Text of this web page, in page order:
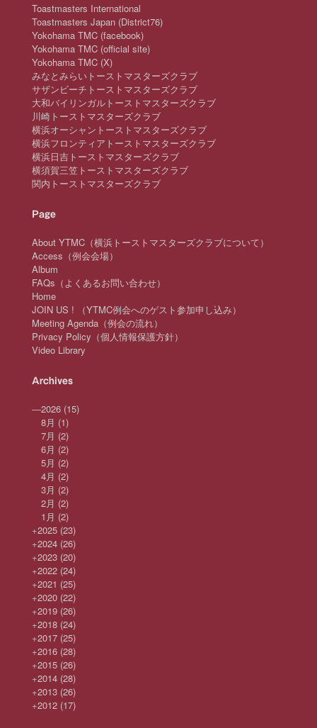
Toastmasters International
Toastmasters Japan (District76)
Yokohama TMC (facebook)
Yokohama TMC (official site)
Yokohama TMC (X)
みなとみらいトーストマスターズクラブ
サザンビーチトーストマスターズクラブ
大和バイリンガルトーストマスターズクラブ
川崎トーストマスターズクラブ
横浜オーシャントーストマスターズクラブ
横浜フロンティアトーストマスターズクラブ
横浜日吉トーストマスターズクラブ
横須賀三笠トーストマスターズクラブ
関内トーストマスターズクラブ
Page
About YTMC（横浜トーストマスターズクラブについて）
Access（例会会場）
Album
FAQs（よくあるお問い合わせ）
Home
JOIN US ! （YTMC例会へのゲスト参加申し込み）
Meeting Agenda（例会の流れ）
Privacy Policy（個人情報保護方針）
Video Library
Archives
—2026 (15)
8月 (1)
7月 (2)
6月 (2)
5月 (2)
4月 (2)
3月 (2)
2月 (2)
1月 (2)
+2025 (23)
+2024 (26)
+2023 (20)
+2022 (24)
+2021 (25)
+2020 (22)
+2019 (26)
+2018 (24)
+2017 (25)
+2016 (28)
+2015 (26)
+2014 (28)
+2013 (26)
+2012 (17)